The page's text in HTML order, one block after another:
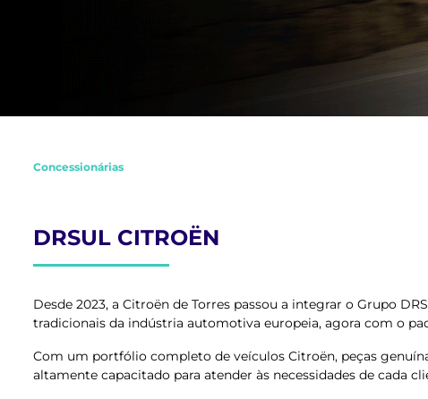
Concessionárias
DRSUL CITROËN
Desde 2023, a Citroën de Torres passou a integrar o Grupo
tradicionais da indústria automotiva europeia, agora com o
Com um portfólio completo de veículos Citroën, peças
altamente capacitado para atender às necessidades de cada